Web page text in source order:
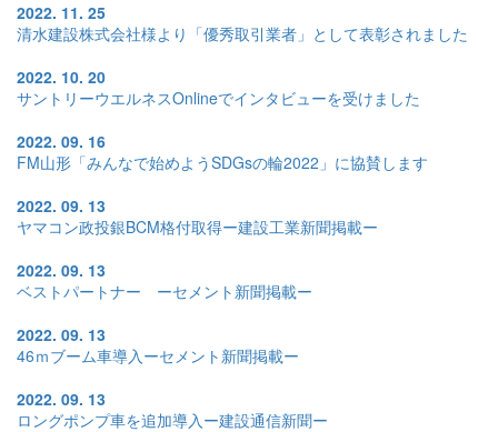
2022. 11. 25
清水建設株式会社様より「優秀取引業者」として表彰されました
2022. 10. 20
サントリーウエルネスOnlineでインタビューを受けました
2022. 09. 16
FM山形「みんなで始めようSDGsの輪2022」に協賛します
2022. 09. 13
ヤマコン政投銀BCM格付取得ー建設工業新聞掲載ー
2022. 09. 13
ベストパートナー ーセメント新聞掲載ー
2022. 09. 13
46ｍブーム車導入ーセメント新聞掲載ー
2022. 09. 13
ロングポンプ車を追加導入ー建設通信新聞ー